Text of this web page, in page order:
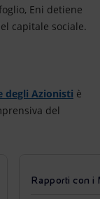
Eni detiene
capitale sociale.
degli Azionisti è
del
Rapporti con i